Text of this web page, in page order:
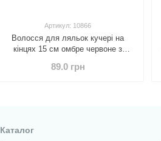
Артикул: 10866
Волосся для ляльок кучері на
кінцях 15 см омбре червоне з
89.0 грн
Каталог